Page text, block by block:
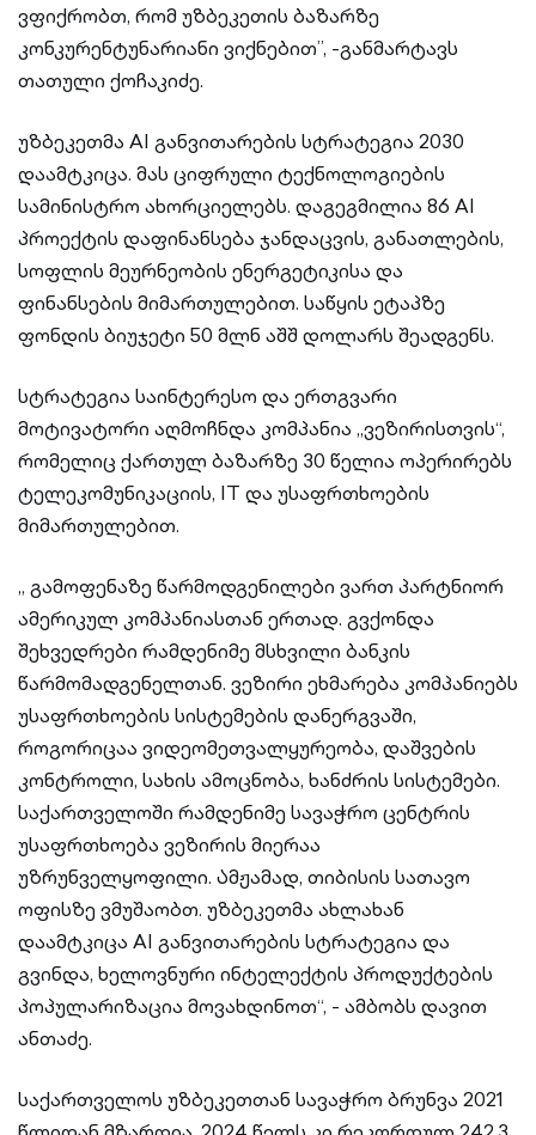
ვფიქრობთ, რომ უზბეკეთის ბაზარზე
კონკურენტუნარიანი ვიქნებით”, -განმარტავს
თათული ქოჩაკიძე.
უზბეკეთმა AI განვითარების სტრატეგია 2030
დაამტკიცა. მას ციფრული ტექნოლოგიების
სამინისტრო ახორციელებს. დაგეგმილია 86 AI
პროექტის დაფინანსება ჯანდაცვის, განათლების,
სოფლის მეურნეობის ენერგეტიკისა და
ფინანსების მიმართულებით. საწყის ეტაპზე
ფონდის ბიუჯეტი 50 მლნ აშშ დოლარს შეადგენს.
სტრატეგია საინტერესო და ერთგვარი
მოტივატორი აღმოჩნდა კომპანია „ვეზირისთვის“,
რომელიც ქართულ ბაზარზე 30 წელია ოპერირებს
ტელეკომუნიკაციის, IT და უსაფრთხოების
მიმართულებით.
„ გამოფენაზე წარმოდგენილები ვართ პარტნიორ
ამერიკულ კომპანიასთან ერთად. გვქონდა
შეხვედრები რამდენიმე მსხვილი ბანკის
წარმომადგენელთან. ვეზირი ეხმარება კომპანიებს
უსაფრთხოების სისტემების დანერგვაში,
როგორიცაა ვიდეომეთვალყურეობა, დაშვების
კონტროლი, სახის ამოცნობა, ხანძრის სისტემები.
საქართველოში რამდენიმე სავაჭრო ცენტრის
უსაფრთხოება ვეზირის მიერაა
უზრუნველყოფილი. Ამჟამად, თიბისის სათავო
ოფისზე ვმუშაობთ. უზბეკეთმა ახლახან
დაამტკიცა AI განვითარების სტრატეგია და
გვინდა, ხელოვნური ინტელექტის პროდუქტების
პოპულარიზაცია მოვახდინოთ“, - ამბობს დავით
ანთაძე.
საქართველოს უზბეკეთთან სავაჭრო ბრუნვა 2021